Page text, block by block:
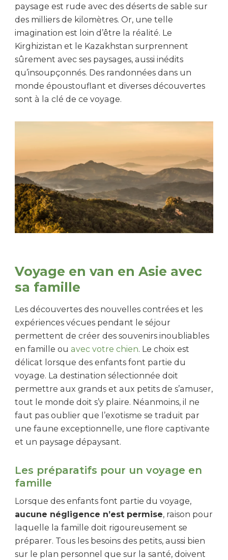
paysage est rude avec des déserts de sable sur
des milliers de kilomètres. Or, une telle
imagination est loin d’être la réalité. Le
Kirghizistan et le Kazakhstan surprennent
sûrement avec ses paysages, aussi inédits
qu’insoupçonnés. Des randonnées dans un
monde époustouflant et diverses découvertes
sont à la clé de ce voyage.
Voyage en van en Asie avec
sa famille
Les découvertes des nouvelles contrées et les
expériences vécues pendant le séjour
permettent de créer des souvenirs inoubliables
en famille ou avec votre chien. Le choix est
délicat lorsque des enfants font partie du
voyage. La destination sélectionnée doit
permettre aux grands et aux petits de s’amuser,
tout le monde doit s’y plaire. Néanmoins, il ne
faut pas oublier que l’exotisme se traduit par
une faune exceptionnelle, une flore captivante
et un paysage dépaysant.
Les préparatifs pour un voyage en
famille
Lorsque des enfants font partie du voyage,
aucune négligence n’est permise, raison pour
laquelle la famille doit rigoureusement se
préparer. Tous les besoins des petits, aussi bien
sur le plan personnel que sur la santé, doivent